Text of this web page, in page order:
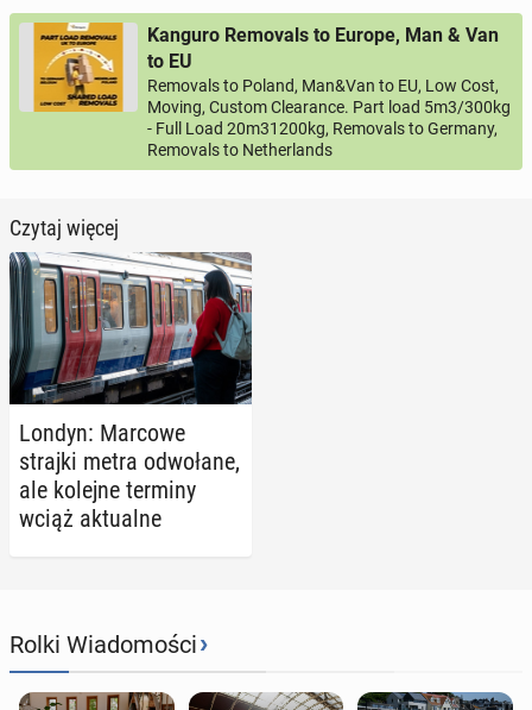
Kanguro Removals to Europe, Man & Van
to EU
Removals to Poland, Man&Van to EU, Low Cost,
Moving, Custom Clearance. Part load 5m3/300kg
- Full Load 20m31200kg, Removals to Germany,
Removals to Netherlands
Czytaj więcej
Londyn: Marcowe
strajki metra od­wo­ła­ne,
ale kolejne terminy
wciąż ak­tu­al­ne
Rolki Wiadomości›